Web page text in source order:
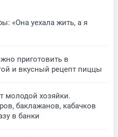
«Она уехала жить, а я
приготовить в
и вкусный рецепт пиццы
молодой хозяйки.
баклажанов, кабачков
в банки